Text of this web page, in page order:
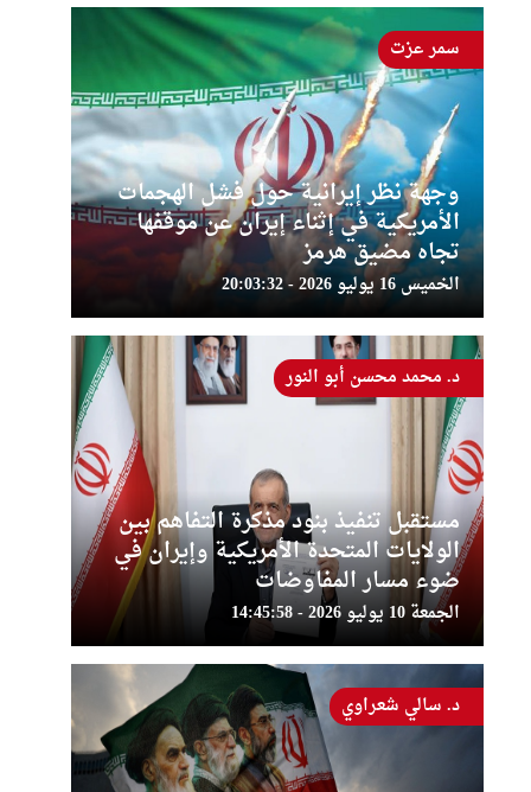
وجهة نظر إيرانية حول فشل الهجمات
الأمريكية في إثناء إيران عن موقفها
تجاه مضيق هرمز
الخميس 16 يوليو 2026 - 20:03:32
سمر عزت
مستقبل تنفيذ بنود مذكرة التفاهم بين
الولايات المتحدة الأمريكية وإيران في
ضوء مسار المفاوضات
الجمعة 10 يوليو 2026 - 14:45:58
د. محمد محسن أبو النور
د. سالي شعراوي